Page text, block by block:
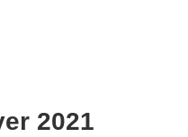
2021